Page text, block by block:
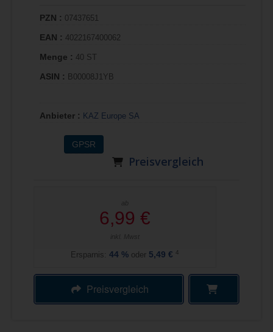
PZN : 07437651
EAN : 4022167400062
Menge : 40 ST
ASIN : B00008J1YB
Anbieter : KAZ Europe SA
GPSR
Preisvergleich
ab
6,99 €
inkl. Mwst
Ersparnis: 44 % oder 5,49 € 4
Preisvergleich